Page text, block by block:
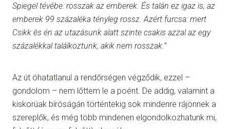
Spiegel tévébe: rosszak az emberek. És talán ez igaz is, az
emberek 99 százaléka tényleg rossz. Azért furcsa: mert
Csikk és én az utazásunk alatt szinte csakis azzal az egy
százalékkal találkoztunk, akik nem rosszak.”
Az út óhatatlanul a rendőrségen végződik, ezzel –
gondolom – nem lőttem le a poént. De addig, valamint a
kiskorúak bíróságán történtekig sok mindenre rájönnek a
szereplők, és még több mindenen elgondolkozhatunk mi,